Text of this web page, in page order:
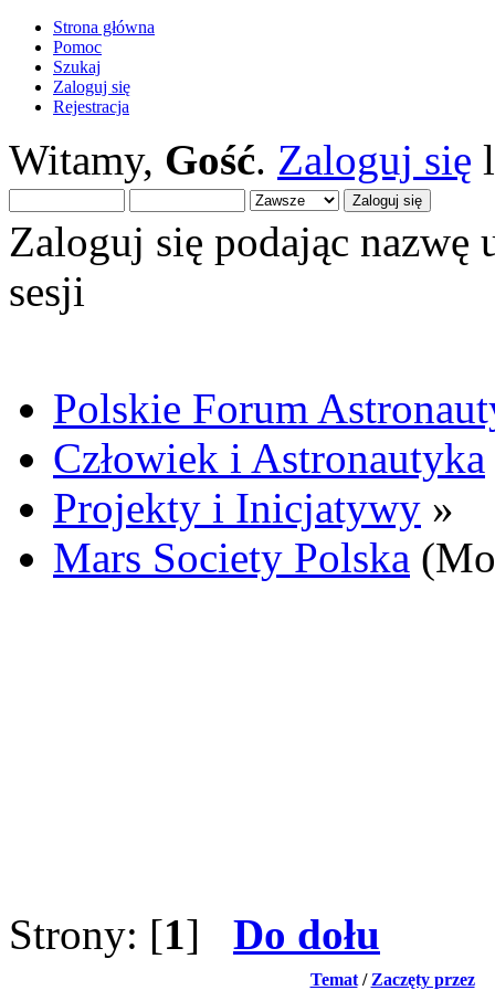
Strona główna
Pomoc
Szukaj
Zaloguj się
Rejestracja
Witamy, Gość. Zaloguj się
Zaloguj się podając nazwę
sesji
Polskie Forum
Człowiek i Astronautyka
Projekty i Inicjatywy »
Mars Society Polska
Strony: [1] Do dołu
Temat/ Zaczęty przez